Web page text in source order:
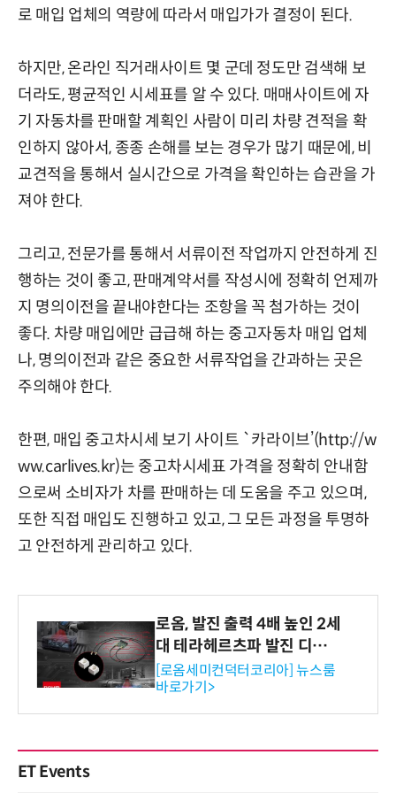
로 매입 업체의 역량에 따라서 매입가가 결정이 된다.
하지만, 온라인 직거래사이트 몇 군데 정도만 검색해 보
더라도, 평균적인 시세표를 알 수 있다. 매매사이트에 자
기 자동차를 판매할 계획인 사람이 미리 차량 견적을 확
인하지 않아서, 종종 손해를 보는 경우가 많기 때문에, 비
교견적을 통해서 실시간으로 가격을 확인하는 습관을 가
져야 한다.
그리고, 전문가를 통해서 서류이전 작업까지 안전하게 진
행하는 것이 좋고, 판매계약서를 작성시에 정확히 언제까
지 명의이전을 끝내야한다는 조항을 꼭 첨가하는 것이
좋다. 차량 매입에만 급급해 하는 중고자동차 매입 업체
나, 명의이전과 같은 중요한 서류작업을 간과하는 곳은
주의해야 한다.
한편, 매입 중고차시세 보기 사이트 `카라이브’(http://w
ww.carlives.kr)는 중고차시세표 가격을 정확히 안내함
으로써 소비자가 차를 판매하는 데 도움을 주고 있으며,
또한 직접 매입도 진행하고 있고, 그 모든 과정을 투명하
고 안전하게 관리하고 있다.
로옴, 발진 출력 4배 높인 2세
대 테라헤르츠파 발진 디바이
스 개발
[로옴세미컨덕터코리아] 뉴스룸
바로가기>
ET Events